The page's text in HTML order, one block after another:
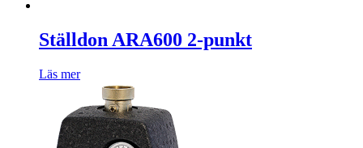
Ställdon ARA600 2-punkt
Läs mer